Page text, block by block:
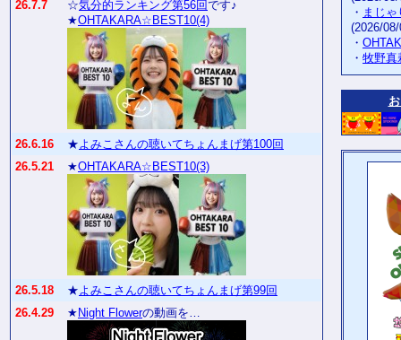
26.7.7 ☆気分的ランキング第56回です♪
★OHTAKARA☆BEST10(4)
26.6.16 ★よみこさんの聴いてちょんまげ第100回
26.5.21
★OHTAKARA☆BEST10(3)
26.5.18 ★よみこさんの聴いてちょんまげ第99回
26.4.29
★ Night Flowerの動画を…
・ まじ
(2026/
・
・ 牧野真